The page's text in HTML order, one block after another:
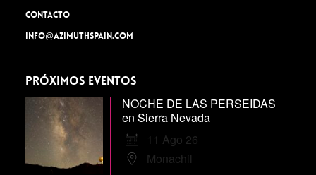
Contacto
info@azimuthspain.com
Próximos Eventos
NOCHE DE LAS PERSEIDAS
en Sierra Nevada
11 Ago 26
Monachil